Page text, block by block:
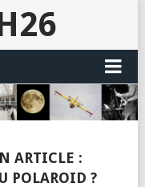
ARTICLE :
POLAROID ?